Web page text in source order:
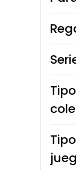
Bebés
Para